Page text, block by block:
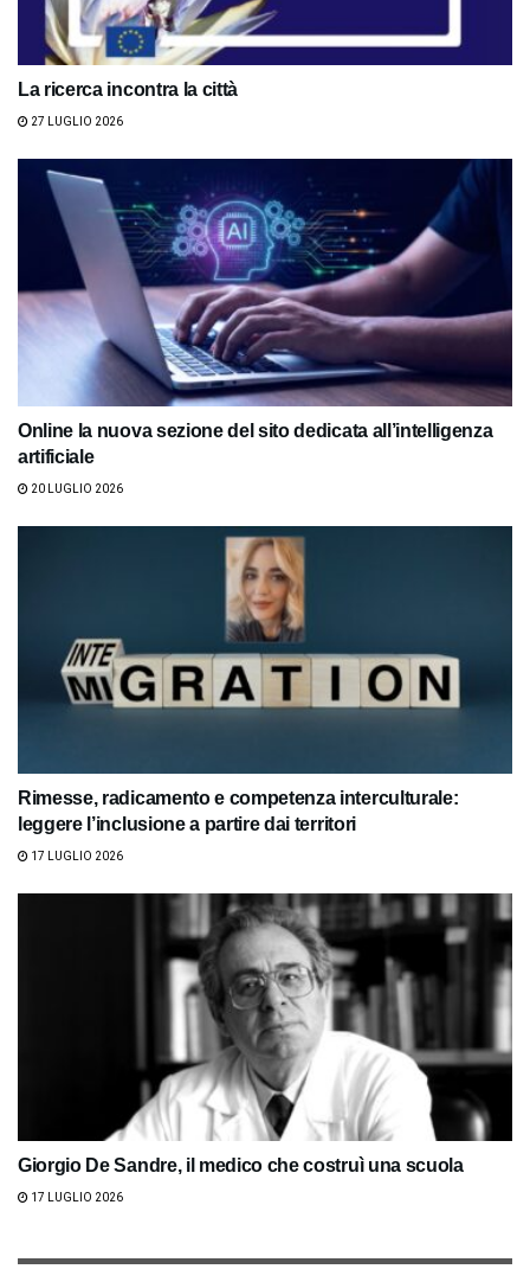
La ricerca incontra la città
27 LUGLIO 2026
Online la nuova sezione del sito dedicata all’intelligenza
artificiale
20 LUGLIO 2026
Rimesse, radicamento e competenza interculturale:
leggere l’inclusione a partire dai territori
17 LUGLIO 2026
Giorgio De Sandre, il medico che costruì una scuola
17 LUGLIO 2026